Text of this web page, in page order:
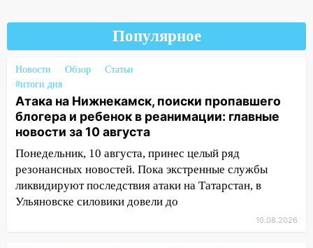
пострадавшим в Нижнекамске окажут
материальную помощь
Димитровграде: пассажирка оказалась
в больнице
14:23 В Вешкаймском районе
перевернулся самодельный байк
14:21 Волонтеры «ЛизаАлерт»
выложили ориентировку на пропавшего
8 августа в шторм ульяновского
блогера
Популярное
Новости Обзор
Статьи
#итоги дня
Атака на Нижнекамск, поиски пропавшего
блогера и ребенок в реанимации: главные
новости за 10 августа
Понедельник, 10 августа, принес целый ряд
резонансных новостей. Пока экстренные службы
ликвидируют последствия атаки на Татарстан, в
Ульяновске силовики довели до
10.08.2026